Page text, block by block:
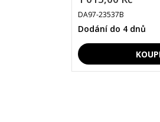
DA97-23537B
Dodání do 4 dnů